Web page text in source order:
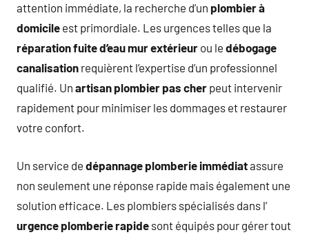
attention immédiate, la recherche d’un plombier à
domicile est primordiale. Les urgences telles que la
réparation fuite d’eau mur extérieur ou le débogage
canalisation requièrent l’expertise d’un professionnel
qualifié. Un artisan plombier pas cher peut intervenir
rapidement pour minimiser les dommages et restaurer
votre confort.
Un service de dépannage plomberie immédiatassure
non seulement une réponse rapide mais également une
solution efficace. Les plombiers spécialisés dans l’
urgence plomberie rapide sont équipés pour gérer tout